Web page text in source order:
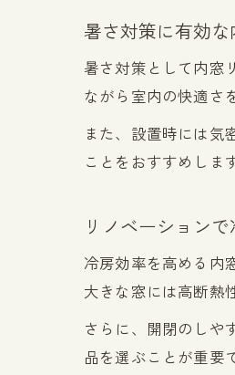
暑さ対策に有効
暑さ対策として内窓
ながら室内の快適さ
また、設置時には気
ことをおすすめしま
リノベーション
冷房効率を高める内
大きな窓には高断熱
さらに、開閉のしや
品を選ぶことが重要